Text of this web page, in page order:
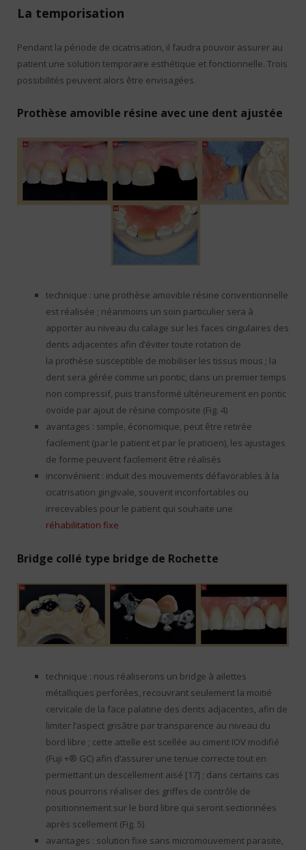
La temporisation
Pendant la période de cicatrisation, il faudra pouvoir assurer au
patient une solution temporaire esthétique et fonctionnelle. Trois
possibilités peuvent alors être envisagées.
Prothèse amovible résine avec une dent ajustée
technique : une prothèse amovible résine conventionnelle
est réalisée ; néanmoins un soin particulier sera à
apporter au niveau du calage sur les faces cingulaires des
dents adjacentes afin d’éviter toute rotation de
la prothèse susceptible de mobiliser les tissus mous ; la
dent sera gérée comme un pontic, dans un premier temps
non compressif, puis transformé ultérieurement en pontic
ovoïde par ajout de résine composite (Fig. 4)
avantages : simple, économique, peut être retirée
facilement (par le patient et par le praticien), les ajustages
de forme peuvent facilement être réalisés
inconvénient : induit des mouvements défavorables à la
cicatrisation gingivale, souvent inconfortables ou
irrecevables pour le patient qui souhaite une
réhabilitation fixe
Bridge collé type bridge de Rochette
technique : nous réaliserons un bridge à ailettes
métalliques perforées, recouvrant seulement la moitié
cervicale de la face palatine des dents adjacentes, afin de
limiter l’aspect grisâtre par transparence au niveau du
bord libre ; cette attelle est scellée au ciment IOV modifié
(Fuji +® GC) afin d’assurer une tenue correcte tout en
permettant un descellement aisé [17] ; dans certains cas
nous pourrons réaliser des griffes de contrôle de
positionnement sur le bord libre qui seront sectionnées
après scellement (Fig. 5)
avantages : solution fixe sans micromouvement parasite,